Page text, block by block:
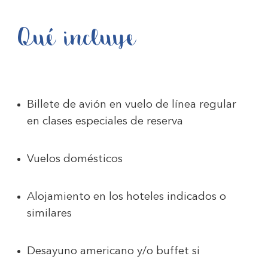
Qué incluye
Billete de avión en vuelo de línea regular
en clases especiales de reserva
Vuelos domésticos
Alojamiento en los hoteles indicados o
similares
Desayuno americano y/o buffet si